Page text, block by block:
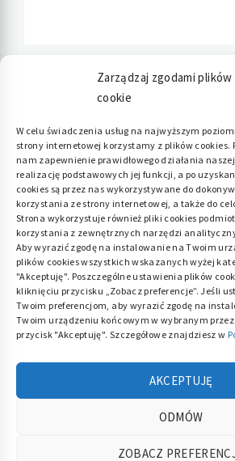
Zarządzaj zgodami plików
cookie
W celu świadczenia usług na najwyższym
strony internetowej korzystamy z plików cookies.
nam zapewnienie prawidłowego działania
realizację podstawowych jej funkcji, a po
cookies są przez nas wykorzystywane do
korzystania ze strony internetowej, a także do
Strona wykorzystuje również pliki cookies
korzystania z zewnętrznych narzędzi
Aby wyrazić zgodę na instalowanie na Twoim
plików cookies wszystkich wskazanych wyżej
"Akceptuję". Poszczególne ustawienia plików
kliknięciu przycisku „Zobacz preferencje”. Jeśli
Twoim preferencjom, aby wyrazić zgodę na
Twoim urządzeniu końcowym w wybranym
przycisk "Akceptuję". Szczegółowe znajdziesz w
AKCEPTUJĘ
ODMÓW
ZOBACZ
Polityka plików cookies (EU)|
prywatności
ACE DOM
Dla twojego domu i ogrodu
COPYRIGHT © ALL RIGHTS RESERVED.